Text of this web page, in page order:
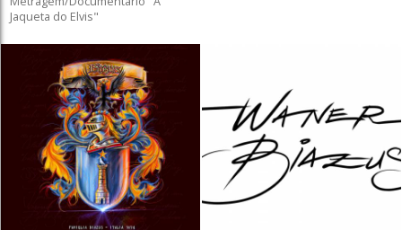
Jaqueta do Elvis"